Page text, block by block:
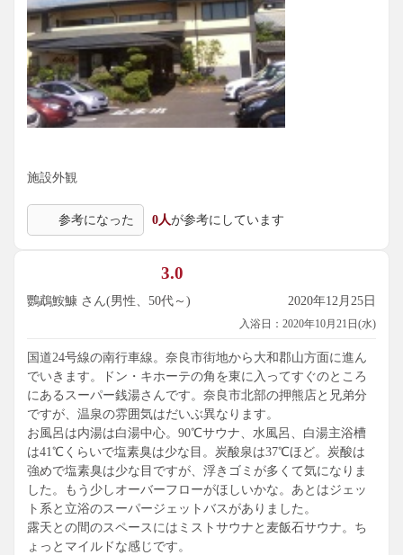
施設外観
参考になった 0人が参考にしています
3.0
鸚鵡鮟鱇 さん(男性、50代～) 2020年12月25日
入浴日：2020年10月21日(水)
国道24号線の南行車線。奈良市街地から大和郡山方面に進ん
でいきます。ドン・キホーテの角を東に入ってすぐのところ
にあるスーパー銭湯さんです。奈良市北部の押熊店と兄弟分
ですが、温泉の雰囲気はだいぶ異なります。
お風呂は内湯は白湯中心。90℃サウナ、水風呂、白湯主浴槽
は41℃くらいで塩素臭は少な目。炭酸泉は37℃ほど。炭酸は
強めで塩素臭は少な目ですが、浮きゴミが多くて気になりま
した。もう少しオーバーフローがほしいかな。あとはジェッ
ト系と立浴のスーパージェットバスがありました。
露天との間のスペースにはミストサウナと麦飯石サウナ。ち
ょっとマイルドな感じです。